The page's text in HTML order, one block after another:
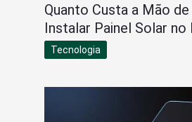
Quanto Custa a Mão de
Instalar Painel Solar no
Tecnologia